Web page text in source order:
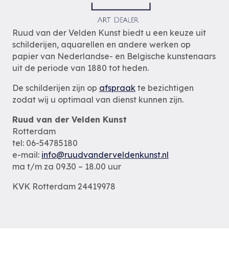
Ruud van der Velden Kunst biedt u een keuze uit
schilderijen, aquarellen en andere werken op
papier van Nederlandse- en Belgische kunstenaars
uit de periode van 1880 tot heden.
De schilderijen zijn op afspraak te bezichtigen
zodat wij u optimaal van dienst kunnen zijn.
Ruud van der Velden Kunst
Rotterdam
tel: 06-54785180
e-mail: info@ruudvanderveldenkunst.nl
ma t/m za 09.30 – 18.00 uur
KVK Rotterdam 24419978